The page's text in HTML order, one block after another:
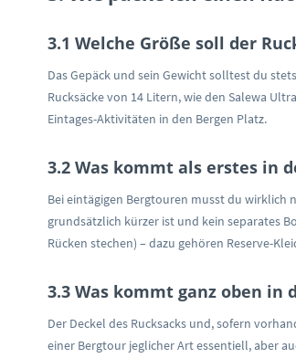
3.1 Welche Größe soll der
Das Gepäck und sein Gewicht solltest du
Rucksäcke von 14 Litern, wie den Salewa
Eintages-Aktivitäten in den Bergen Platz.
3.2 Was kommt als erstes in
Bei eintägigen Bergtouren musst du wirklich
grundsätzlich kürzer ist und kein separates
Rücken stechen) – dazu gehören Reserve-
3.3 Was kommt ganz oben in
Der Deckel des Rucksacks und, sofern
einer Bergtour jeglicher Art essentiell, aber